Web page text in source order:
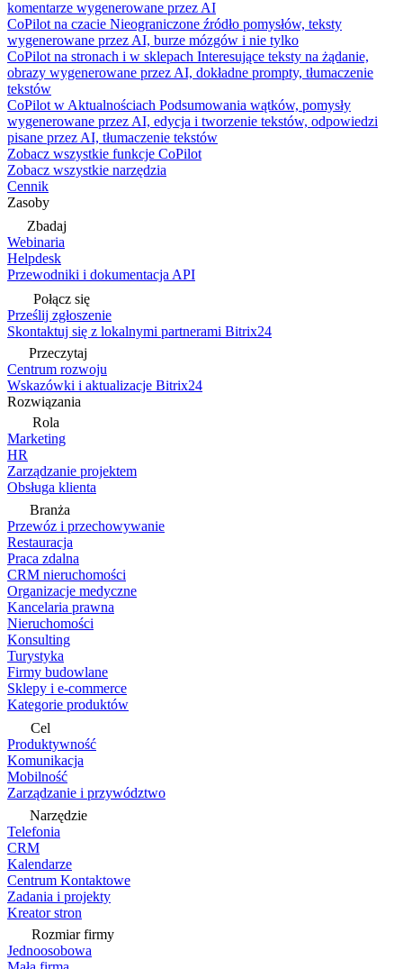
komentarze wygenerowane przez AI
CoPilot na czacie Nieograniczone źródło pomysłów, teksty
wygenerowane przez AI, burze mózgów i nie tylko
CoPilot na stronach i w sklepach Interesujące teksty na żądanie,
obrazy wygenerowane przez AI, dokładne prompty, tłumaczenie
tekstów
CoPilot w Aktualnościach Podsumowania wątków, pomysły
wygenerowane przez AI, edycja i tworzenie tekstów, odpowiedzi
pisane przez AI, tłumaczenie tekstów
Zobacz wszystkie funkcje CoPilot
Zobacz wszystkie narzędzia
Cennik
Zasoby
Zbadaj
Webinaria
Helpdesk
Przewodniki i dokumentacja API
Połącz się
Prześlij zgłoszenie
Skontaktuj się z lokalnymi partnerami Bitrix24
Przeczytaj
Centrum rozwoju
Wskazówki i aktualizacje Bitrix24
Rozwiązania
Rola
Marketing
HR
Zarządzanie projektem
Obsługa klienta
Branża
Przewóz i przechowywanie
Restauracja
Praca zdalna
CRM nieruchomości
Organizacje medyczne
Kancelaria prawna
Nieruchomości
Konsulting
Turystyka
Firmy budowlane
Sklepy i e-commerce
Kategorie produktów
Cel
Produktywność
Komunikacja
Mobilność
Zarządzanie i przywództwo
Narzędzie
Telefonia
CRM
Kalendarze
Centrum Kontaktowe
Zadania i projekty
Kreator stron
Rozmiar firmy
Jednoosobowa